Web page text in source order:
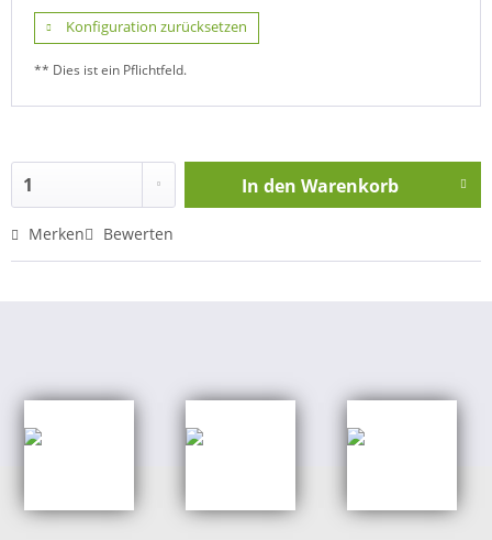
Konfiguration zurücksetzen
** Dies ist ein Pflichtfeld.
In den Warenkorb
Merken Bewerten